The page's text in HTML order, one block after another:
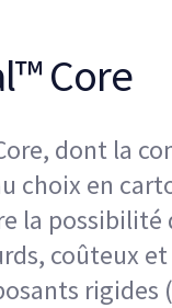
Core
dont la
choix en
la possibilité
coûteux